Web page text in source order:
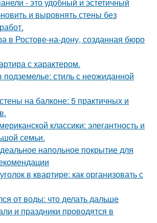
и выровнять стены без
в Ростове-на-дону, созданная бюро
с характером.
подземелье: стиль с неожиданной
на балконе: 5 практичных и
классики: элегантность и
семьи.
напольное покрытие для
в квартире: как организовать с
от воды: что делать дальше
и праздники проводятся в